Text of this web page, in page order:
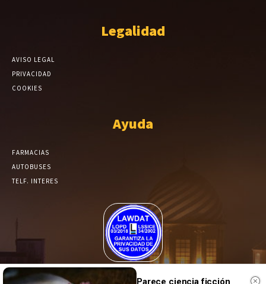
Legalidad
AVISO LEGAL
PRIVACIDAD
COOKIES
Ayuda
FARMACIAS
AUTOBUSES
TELF. INTERES
El Periódico de Yecla alcanza un grado más de compromiso en el
tratamiento de sus datos.Parece ciencia ficción